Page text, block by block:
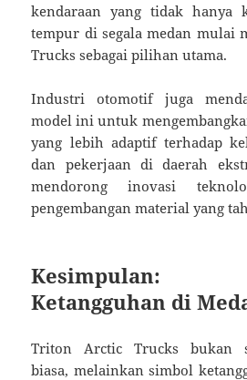
kendaraan yang tidak hanya
tempur di segala medan mulai
Trucks sebagai pilihan utama.
Industri otomotif juga
model ini untuk
yang lebih adaptif terhadap
dan pekerjaan di daerah
mendorong inovasi
pengembangan material yang
Ketangguhan di
Triton Arctic Trucks bukan
biasa, melainkan simbol